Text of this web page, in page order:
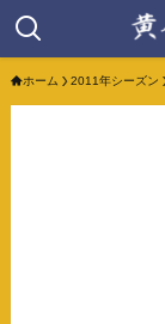
ホーム 2011年シーズン